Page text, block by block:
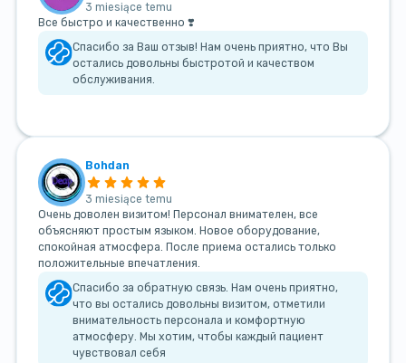
3 miesiące temu
Все быстро и качественно ❣️
Спасибо за Ваш отзыв! Нам очень приятно, что Вы
остались довольны быстротой и качеством
обслуживания.
Bohdan
3 miesiące temu
Очень доволен визитом! Персонал внимателен, все
объясняют простым языком. Новое оборудование,
спокойная атмосфера. После приема остались только
положительные впечатления.
Спасибо за обратную связь. Нам очень приятно,
что вы остались довольны визитом, отметили
внимательность персонала и комфортную
атмосферу. Мы хотим, чтобы каждый пациент
чувствовал себя